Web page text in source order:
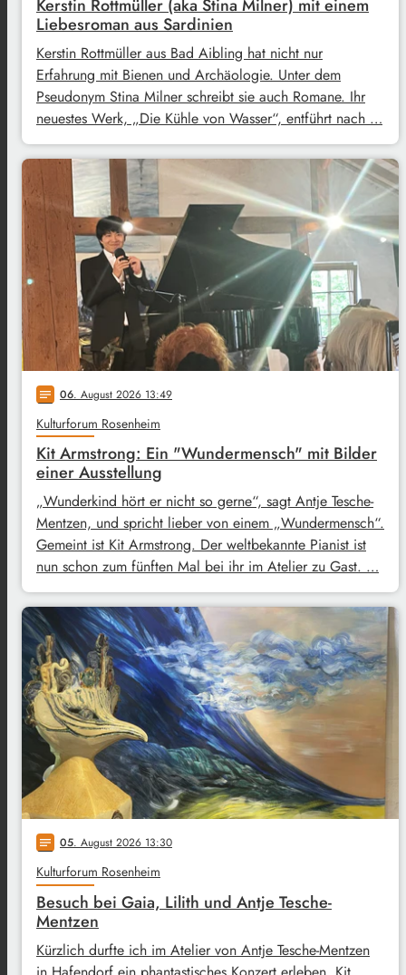
Kerstin Rottmüller (aka Stina Milner) mit einem
Liebesroman aus Sardinien
Kerstin Rottmüller aus Bad Aibling hat nicht nur
Erfahrung mit Bienen und Archäologie. Unter dem
Pseudonym Stina Milner schreibt sie auch Romane. Ihr
neuestes Werk, „Die Kühle von Wasser“, entführt nach …
notes 06. August 2026 13:49
Kulturforum Rosenheim
Kit Armstrong: Ein "Wundermensch" mit Bilder
einer Ausstellung
„Wunderkind hört er nicht so gerne“, sagt Antje Tesche-
Mentzen, und spricht lieber von einem „Wundermensch“.
Gemeint ist Kit Armstrong. Der weltbekannte Pianist ist
nun schon zum fünften Mal bei ihr im Atelier zu Gast. …
notes 05. August 2026 13:30
Kulturforum Rosenheim
Besuch bei Gaia, Lilith und Antje Tesche-
Mentzen
Kürzlich durfte ich im Atelier von Antje Tesche-Mentzen